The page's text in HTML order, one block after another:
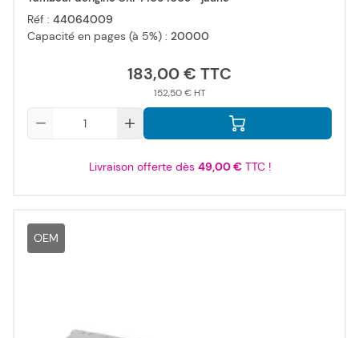
Réf : 44064009
Capacité en pages (à 5%) : 20000
183,00 €
152,50 €
Livraison offerte dès 49,00 €TTC !
OEM